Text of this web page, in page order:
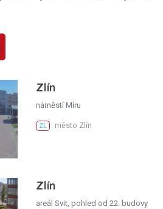
Zlín
náměstí Míru
ZL město Zlín
Zlín
areál Svit, pohled od 22. budovy